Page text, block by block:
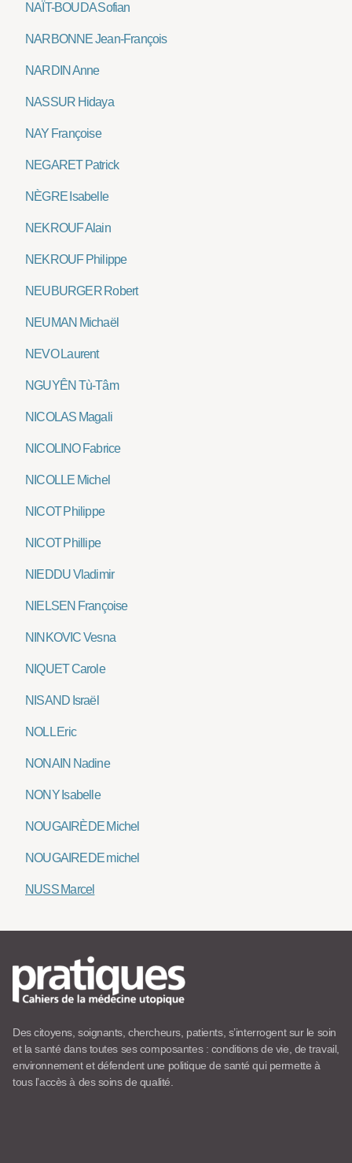
NAÏT-BOUDA Sofian
NARBONNE Jean-François
NARDIN Anne
NASSUR Hidaya
NAY Françoise
NEGARET Patrick
NÈGRE Isabelle
NEKROUF Alain
NEKROUF Philippe
NEUBURGER Robert
NEUMAN Michaël
NEVO Laurent
NGUYÊN Tù-Tâm
NICOLAS Magali
NICOLINO Fabrice
NICOLLE Michel
NICOT Philippe
NICOT Phillipe
NIEDDU Vladimir
NIELSEN Françoise
NINKOVIC Vesna
NIQUET Carole
NISAND Israël
NOLL Eric
NONAIN Nadine
NONY Isabelle
NOUGAIRÈDE Michel
NOUGAIREDE michel
NUSS Marcel
Des citoyens, soignants, chercheurs, patients, s’interrogent sur le soin
et la santé dans toutes ses composantes : conditions de vie, de travail,
environnement et défendent une politique de santé qui permette à
tous l’accès à des soins de qualité.